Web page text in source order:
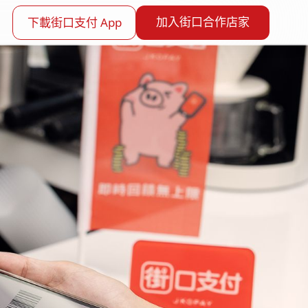
下載街口支付 App 加入街口合作店家